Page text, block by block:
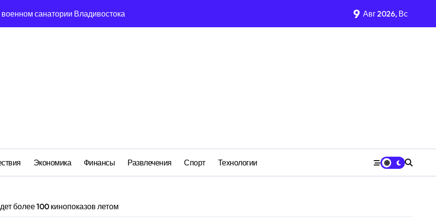
военные изымают спирт «для защиты Отечества»
и маркетплейсы «умывают руки» после ударов по складам Wildberries?
оборонный завод идёт ко дну
9 Авг 2026, Вс
Экономика Финансы Развлечения Спорт Технологии
более 100 кинопоказов летом